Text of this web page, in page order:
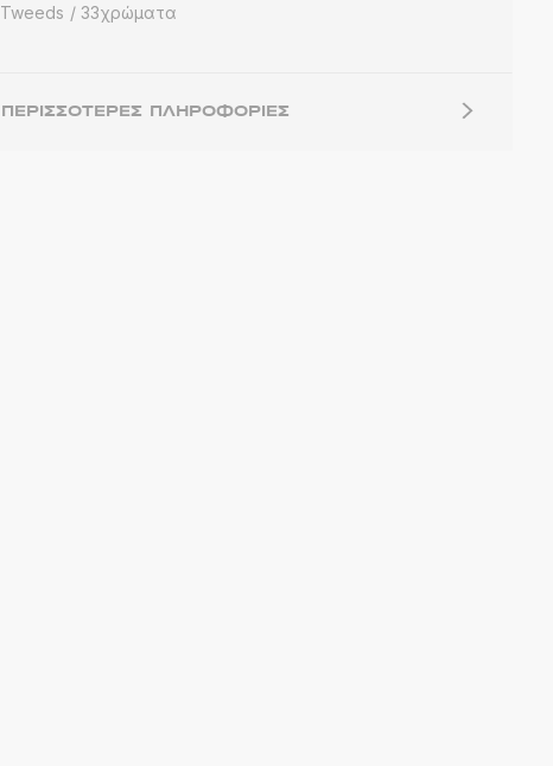
Tweeds 33χρώματα
ΠΕΡΙΣΣΌΤΕΡΕΣ ΠΛΗΡΟΦΟΡΊΕΣ